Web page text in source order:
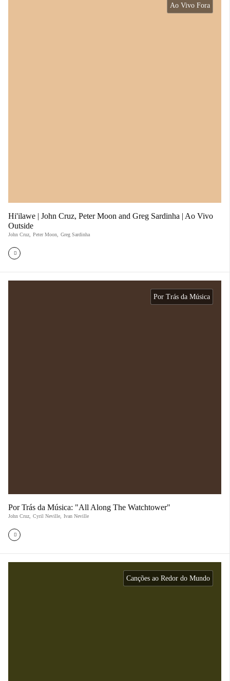
Ao Vivo Fora
Hi'ilawe | John Cruz, Peter Moon and Greg Sardinha | Ao Vivo
Outside
John Cruz Peter Moon Greg Sardinha
Por Trás da Música
Por Trás da Música: "All Along The Watchtower"
John Cruz Cyril Neville Ivan Neville
Canções ao Redor do Mundo